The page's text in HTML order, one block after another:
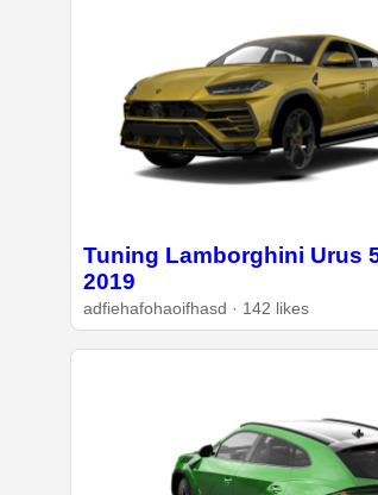
Tuning Lamborghini Urus
2019
adfiehafohaoifhasd · 142 likes